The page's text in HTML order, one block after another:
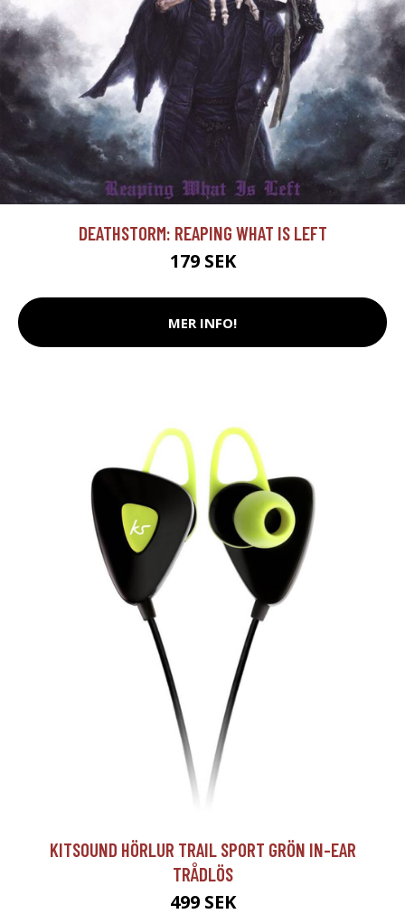
DEATHSTORM: REAPING WHAT IS LEFT
179 SEK
MER INFO!
KITSOUND HÖRLUR TRAIL SPORT GRÖN IN-EAR
TRÅDLÖS
499 SEK